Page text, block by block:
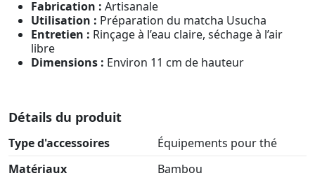
Fabrication : Artisanale
Utilisation : Préparation du matcha Usucha
Entretien : Rinçage à l’eau claire, séchage à l’air
libre
Dimensions : Environ 11 cm de hauteur
Détails du produit
Type d'accessoires
Équipements pour thé
Matériaux
Bambou